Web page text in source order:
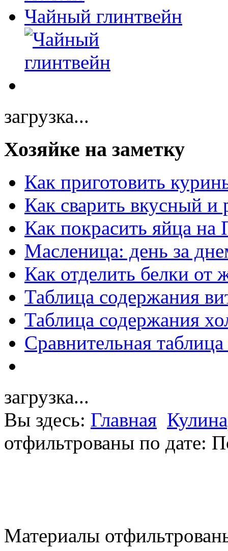
Чайный глинтвейн
загрузка...
Хозяйке на заметку
Как приготовить
Как сварить вкусный и
Как покрасить яйца на
Масленица: день за
Как отделить белки от
Таблица содержания
Таблица содержания
Сравнительная
загрузка...
Вы здесь: Главная
отфильтрованы по дате:
Материалы